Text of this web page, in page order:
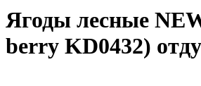
Ягоды лесные
berry KD0432)